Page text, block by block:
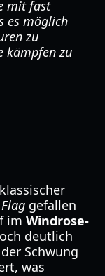
mit fast
es möglich
zu
kämpfen zu
gefallen
im Windrose-
deutlich
Schwung
was